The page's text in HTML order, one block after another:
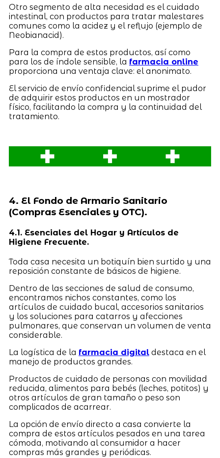
Otro segmento de alta necesidad es el cuidado
intestinal, con productos para tratar malestares
comunes como la acidez y el reflujo (ejemplo de
Neobianacid).
Para la compra de estos productos, así como
para los de índole sensible, la farmacia online
proporciona una ventaja clave: el anonimato.
El servicio de envío confidencial suprime el pudor
de adquirir estos productos en un mostrador
físico, facilitando la compra y la continuidad del
tratamiento.
4. El Fondo de Armario Sanitario
(Compras Esenciales y OTC).
4.1. Esenciales del Hogar y Artículos de
Higiene Frecuente.
Toda casa necesita un botiquín bien surtido y una
reposición constante de básicos de higiene.
Dentro de las secciones de salud de consumo,
encontramos nichos constantes, como los
artículos de cuidado bucal, accesorios sanitarios
y los soluciones para catarros y afecciones
pulmonares, que conservan un volumen de venta
considerable.
La logística de la farmacia digitaldestaca en el
manejo de productos grandes.
Productos de cuidado de personas con movilidad
reducida, alimentos para bebés (leches, potitos) y
otros artículos de gran tamaño o peso son
complicados de acarrear.
La opción de envío directo a casa convierte la
compra de estos artículos pesados en una tarea
cómoda, motivando al consumidor a hacer
compras más grandes y periódicas.